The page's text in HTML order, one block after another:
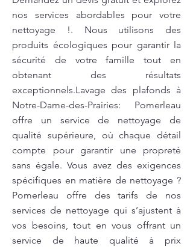
nos services abordables pour votre
nettoyage !. Nous utilisons des
produits écologiques pour garantir la
sécurité de votre famille tout en
obtenant des résultats
exceptionnels.Lavage des plafonds à
Notre-Dame-des-Prairies: Pomerleau
offre un service de nettoyage de
qualité supérieure, où chaque détail
compte pour garantir une propreté
sans égale. Vous avez des exigences
spécifiques en matière de nettoyage ?
Pomerleau offre des tarifs de nos
services de nettoyage qui s’ajustent à
vos besoins, tout en vous offrant un
service de haute qualité à prix